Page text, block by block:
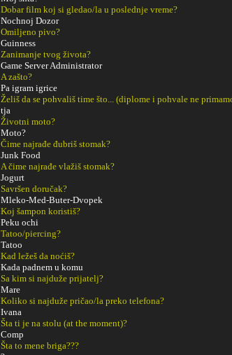
Dobar film koj si gledao/la u poslednje vreme?
Nochnoj Dozor
Omiljeno pivo?
Guinness
Zanimanje tvog života?
Game Server Administrator
A zašto?
Pa igram igrice
Želiš da se pohvališ time što... (diplome i pohvale ne
tja
Životni moto?
Moto?
Čime najrađe đubriš stomak?
Junk Food
A čime najrađe vlažiš stomak?
Jogurt
Savršen doručak?
Mleko-Med-Buter-Dvopek
Koj šampon koristiš?
Peku ochi
Tatoo/piercing?
Tatoo
Kad ležeš da noćiš?
Kada padnem u komu
Sa kim si najduže prijatelj?
Mare
Koliko si najduže pričao/la preko telefona?
Ivana
Šta ti je na stolu (at the moment)?
Comp
Šta to mene briga???